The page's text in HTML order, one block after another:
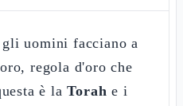
uomini facciano a
regola d'oro che
è laTorah e i